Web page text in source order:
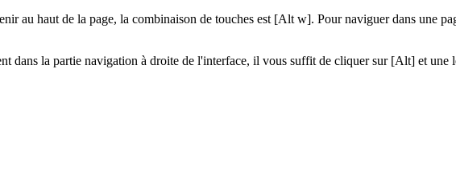
au haut de la page, la combinaison de touches est [Alt w]. Pour naviguer dans une
dans la partie navigation à droite de l'interface, il vous suffit de cliquer sur [Alt] et